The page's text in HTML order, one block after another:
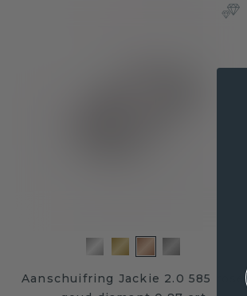
Aanschuifring Jackie 2.0 585 rosé